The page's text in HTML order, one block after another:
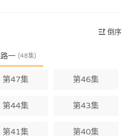
倒序
一 (48集)
第47集 第46集
第44集 第43集
第41集 第40集